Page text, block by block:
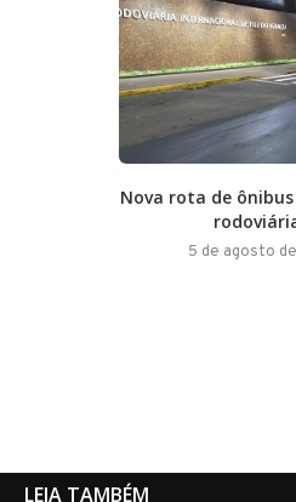
Nova rota de
5 de agosto
LEIA TAMBÉM